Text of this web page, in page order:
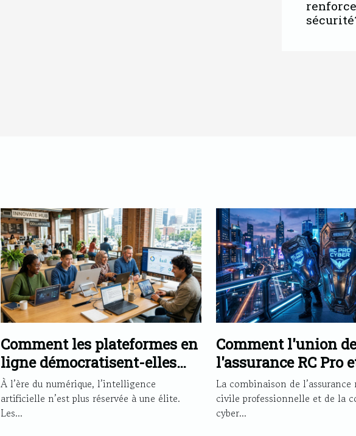
Comment les plateformes en
ligne démocratisent-elles
l'accès aux technologies d'IA
?
À l’ère du numérique, l’intelligence
artificielle n’est plus réservée à une élite.
Les...
Comment l'union de
l'assurance RC Pro
renforce votre
La combinaison de
civile professionnelle et de la
cyber...